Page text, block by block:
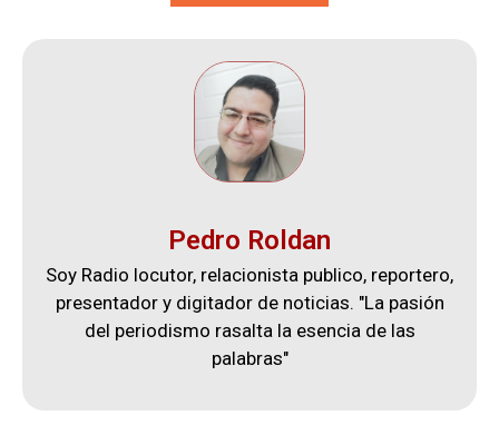
Pedro Roldan
Soy Radio locutor, relacionista publico, reportero,
presentador y digitador de noticias. "La pasión
del periodismo rasalta la esencia de las
palabras"